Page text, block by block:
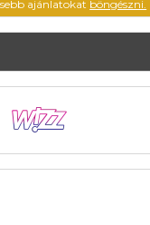
ajánlatokat böngészni.